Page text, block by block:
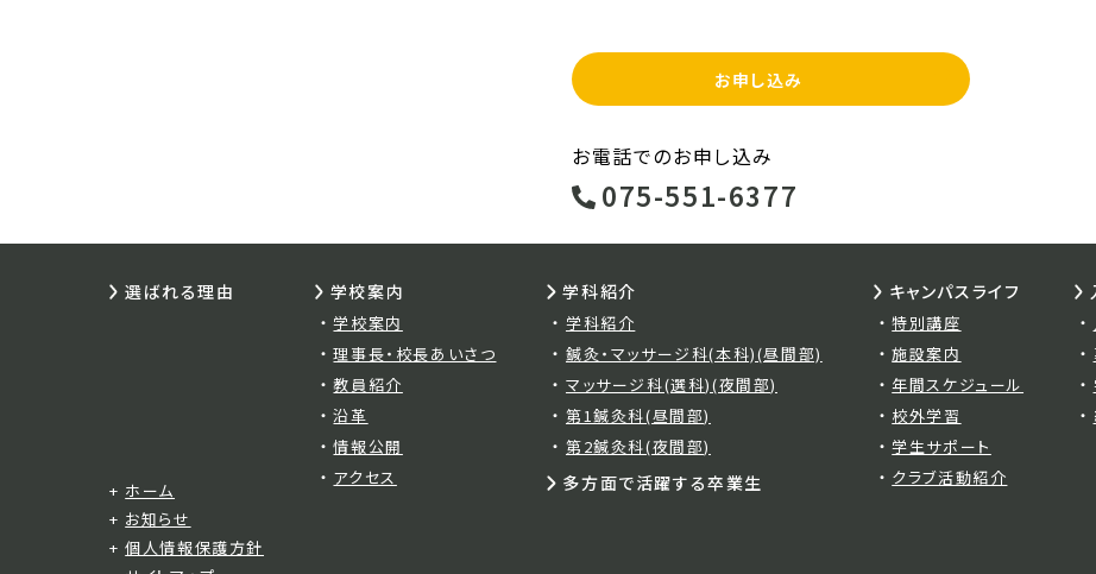
お申し込み
お電話でのお申し込み
075-551-6377
選ばれる理由
ホーム
お知らせ
個人情報保護方針
学校案内
学校案内
理事長・校長あいさつ
教員紹介
沿革
情報公開
アクセス
学科紹介
学科紹介
鍼灸・マッサージ科(本科)(昼間部)
マッサージ科(選科)(夜間部)
第1鍼灸科(昼間部)
第2鍼灸科(夜間部)
多方面で活躍する卒業生
キャンパスライフ
特別講座
施設案内
年間スケジュール
校外学習
学生サポート
クラブ活動紹介